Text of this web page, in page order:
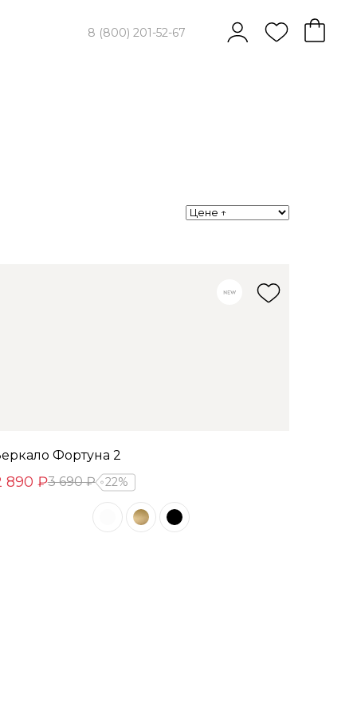
8 (800) 201-52-67
Фортуна 2
890 ₽3 690 ₽ 22%